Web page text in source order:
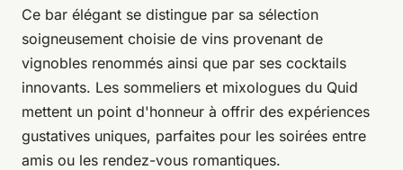
Ce bar élégant se distingue par sa sélection
soigneusement choisie de vins provenant de
vignobles renommés ainsi que par ses cocktails
innovants. Les sommeliers et mixologues du Quid
mettent un point d'honneur à offrir des expériences
gustatives uniques, parfaites pour les soirées entre
amis ou les rendez-vous romantiques.